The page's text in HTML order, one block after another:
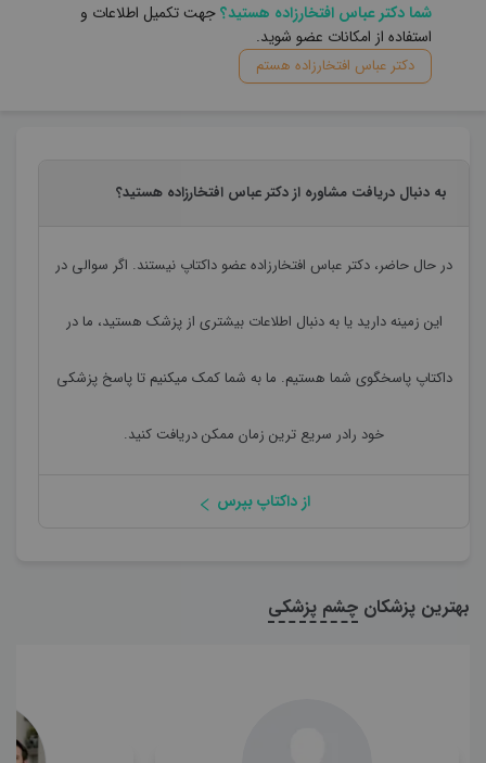
شما دکتر عباس افتخارزاده هستید؟جهت تکمیل اطلاعات و
استفاده از امکانات عضو شوید.
دکتر عباس افتخارزاده هستم
به دنبال دریافت مشاوره از دکتر عباس افتخارزاده هستید؟
در حال حاضر، دکتر عباس افتخارزادهعضو داکتاپ نیستند. اگر سوالی در
این زمینه دارید یا به دنبال اطلاعات بیشتری از پزشک هستید، ما در
داکتاپ پاسخگوی شما هستیم. ما به شما کمک میکنیم تا پاسخ پزشکی
خود رادر سریع ترین زمان ممکن دریافت کنید.
از داکتاپ بپرس
بهترین پزشکان چشم پزشکی